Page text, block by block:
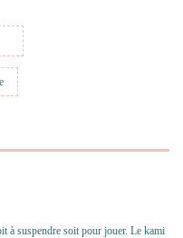
à suspendre soit pour jouer. Le kami